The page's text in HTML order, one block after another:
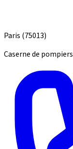
Paris (75013)
Caserne de pompiers